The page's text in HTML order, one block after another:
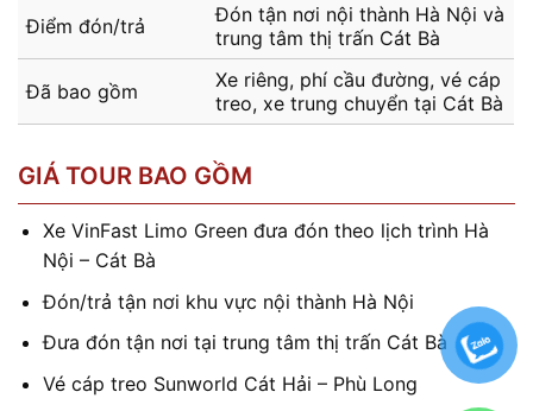
Điểm đón/trả
Đón tận nơi nội thành Hà Nội và
trung tâm thị trấn Cát Bà
Đã bao gồm
Xe riêng, phí cầu đường, vé cáp
treo, xe trung chuyển tại Cát Bà
GIÁ TOUR BAO GỒM
Xe VinFast Limo Green đưa đón theo lịch trình Hà
Nội – Cát Bà
Đón/trả tận nơi khu vực nội thành Hà Nội
Đưa đón tận nơi tại trung tâm thị trấn Cát Bà
Vé cáp treo Sunworld Cát Hải – Phù Long